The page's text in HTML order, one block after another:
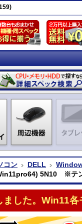
コン DELL
5N10 ※テ
した。Win11各